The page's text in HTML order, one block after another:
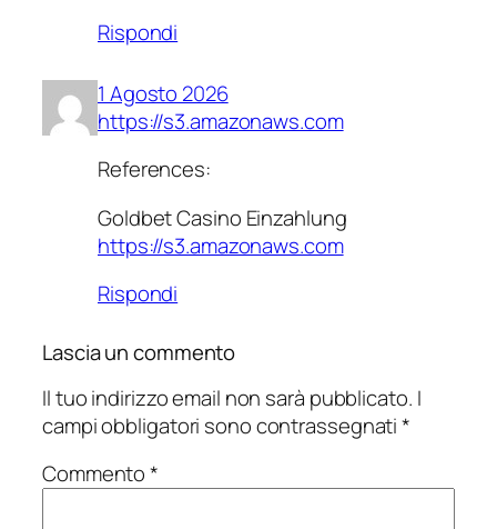
Rispondi
1 Agosto 2026
https://s3.amazonaws.com
References:
Goldbet Casino Einzahlung
https://s3.amazonaws.com
Rispondi
Lascia un commento
Il tuo indirizzo email non sarà pubblicato. I
campi obbligatori sono contrassegnati*
Commento*